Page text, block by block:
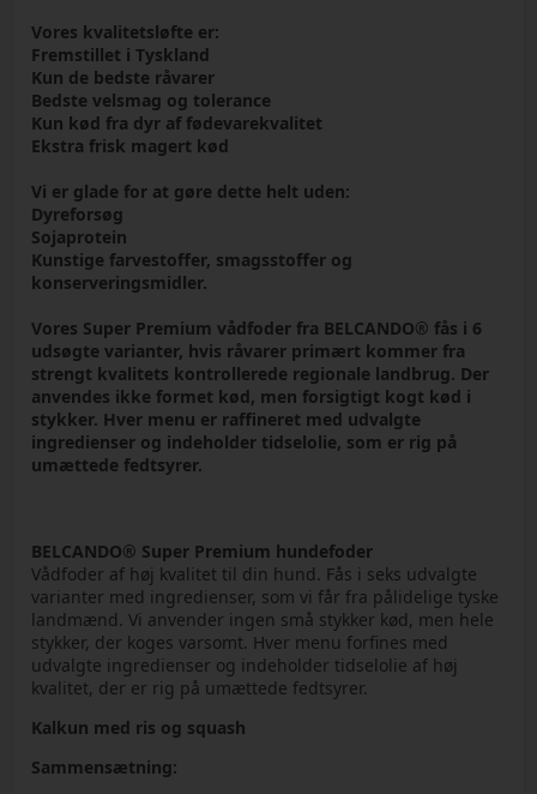
Vores kvalitetsløfte er:
Fremstillet i Tyskland
Kun de bedste råvarer
Bedste velsmag og tolerance
Kun kød fra dyr af fødevarekvalitet
Ekstra frisk magert kød
Vi er glade for at gøre dette helt uden:
Dyreforsøg
Sojaprotein
Kunstige farvestoffer, smagsstoffer og
konserveringsmidler.
Vores Super Premium vådfoder fra BELCANDO® fås i 6
udsøgte varianter, hvis råvarer primært kommer fra
strengt kvalitets kontrollerede regionale landbrug. Der
anvendes ikke formet kød, men forsigtigt kogt kød i
stykker. Hver menu er raffineret med udvalgte
ingredienser og indeholder tidselolie, som er rig på
umættede fedtsyrer.
BELCANDO® Super Premium hundefoder​
Vådfoder af høj kvalitet til din hund. Fås i seks udvalgte
varianter med ingredienser, som vi får fra pålidelige tyske
landmænd. Vi anvender ingen små stykker kød, men hele
stykker, der koges varsomt. Hver menu forfines med
udvalgte ingredienser og indeholder tidselolie af høj
kvalitet, der er rig på umættede fedtsyrer.
Kalkun med ris og squash
Sammensætning: